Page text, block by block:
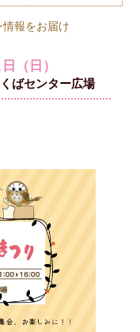
報をお届け
（日）
ばセンター広場